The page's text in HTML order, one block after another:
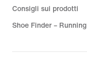
Consigli sui prodotti
Shoe Finder – Running